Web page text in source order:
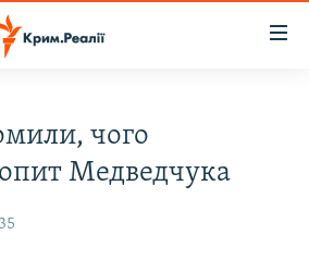
чого
Медведчука